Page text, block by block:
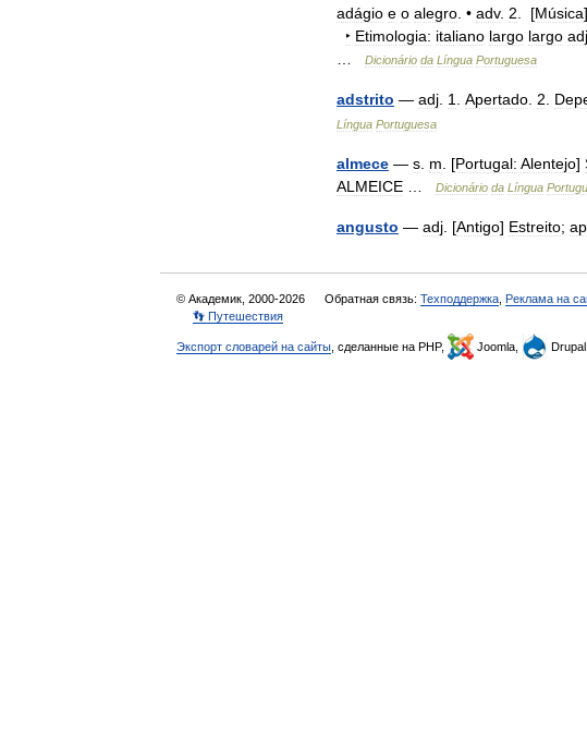
adágio e o alegro . • adv. 2 . [Música]
‣ Etimologia: italiano largo largo adj
Dicionário da Língua Portuguesa
adstrito — adj 1 Apertado 2
Língua Portuguesa
almece — s m . [Portugal: Alentejo]
ALMEICE
Dicionário da Língua
angusto — adj . [Antigo] Estreito;
© Академик, 2000-2026 Обратная связь: Техподдержка Реклама на
👣 Путешествия
Экспорт словарей на сайты , сделанные на PHP, Joomla, Drupal,